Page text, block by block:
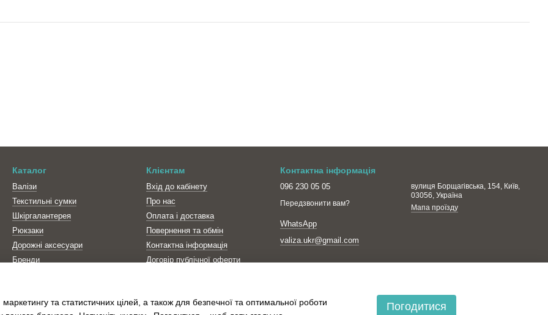
Каталог
Валізи
Текстильні сумки
Шкіргалантерея
Рюкзаки
Дорожні аксесуари
Бренди
Клієнтам
Вхід до кабінету
Про нас
Оплата і доставка
Повернення та обмін
Контактна інформація
Договір публічної оферти
Відгуки про магазин
Контактна інформація
096 230 05 05
Передзвонити вам?
WhatsApp
valiza.ukr@gmail.com
вулиця Борщагівська, 154, Київ,
03056, Україна
Мапа проїзду
та статистичних цілей, а також для безпечної та оптимальної роботи
Погодитися